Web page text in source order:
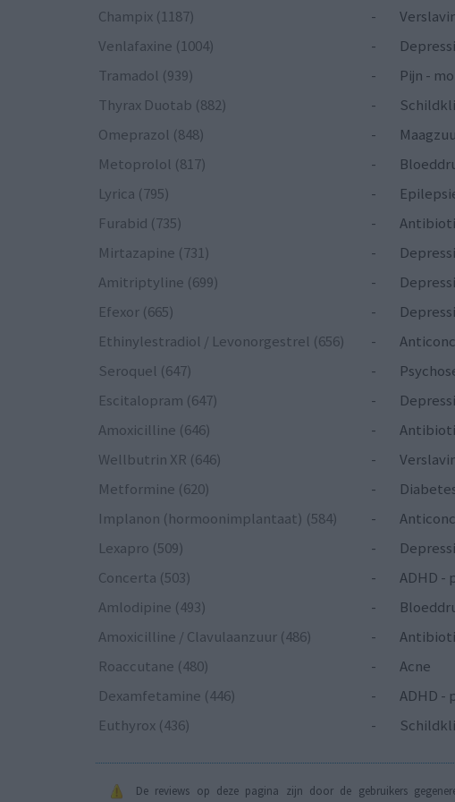
Champix (1187)
-
Venlafaxine (1004)
-
Tramadol (939)
-
Pijn -
Thyrax Duotab (882)
-
Omeprazol (848)
-
Metoprolol (817)
-
Lyrica (795)
-
Furabid (735)
-
Mirtazapine (731)
-
Amitriptyline (699)
-
Efexor (665)
-
Ethinylestradiol / Levonorgestrel (656)
-
Seroquel (647)
-
Escitalopram (647)
-
Amoxicilline (646)
-
Wellbutrin XR (646)
-
Metformine (620)
-
Implanon (hormoonimplantaat) (584)
-
Lexapro (509)
-
Concerta (503)
-
ADHD -
Amlodipine (493)
-
Amoxicilline / Clavulaanzuur (486)
-
Roaccutane (480)
-
Acne
Dexamfetamine (446)
-
ADHD -
Euthyrox (436)
-
De reviews op deze pagina zijn door de gebruikers